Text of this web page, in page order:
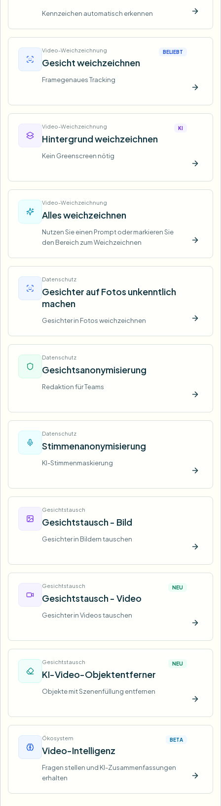
Kennzeichen automatisch erkennen Jetzt
Video-Weichzeichnung
Gesicht weichzeichnen
BELIEBT
Framegenaues Tracking
Jetzt
Video-Weichzeichnung
Hintergrund weichzeichnen
KI
Kein Greenscreen nötig
Jetzt
Video-Weichzeichnung
Alles weichzeichnen
Nutzen Sie einen Prompt oder markieren Sie
den Bereich zum Weichzeichnen
Jetzt
Datenschutz
Gesichter auf Fotos unkenntlich
machen
Gesichter in Fotos weichzeichnen Jetzt
Datenschutz
Gesichtsanonymisierung
Redaktion für Teams
Jetzt
Datenschutz
Stimmenanonymisierung
KI-Stimmenmaskierung
Jetzt
Gesichtstausch
Gesichtstausch - Bild
Gesichter in Bildern tauschen
Jetzt
Gesichtstausch
Gesichtstausch - Video
NEU
Gesichter in Videos tauschen
Jetzt
Gesichtstausch
KI-Video-Objektentferner
NEU
Objekte mit Szenenfüllung entfernen
Jetzt
Ökosystem
Video-Intelligenz
BETA
Fragen stellen und KI-Zusammenfassungen
erhalten
Jetzt